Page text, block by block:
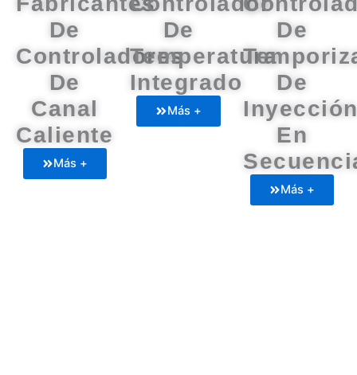
De
Controladores
De
Canal
Caliente
Más +
De
Temperatura
Integrado
Más +
De
De
En
Más +